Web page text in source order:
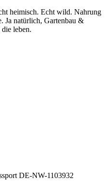
heimisch. Echt wild. Nahrung
Ja natürlich, Gartenbau &
leben.
DE-NW-1103932